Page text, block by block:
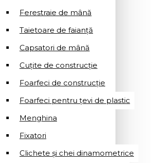
Ferestraie de mână
Taietoare de faianță
Capsatori de mână
Cuțite de construcție
Foarfeci de construcție
Foarfeci pentru țevi de plastic
Menghina
Fixatori
Clichete și chei dinamometrice